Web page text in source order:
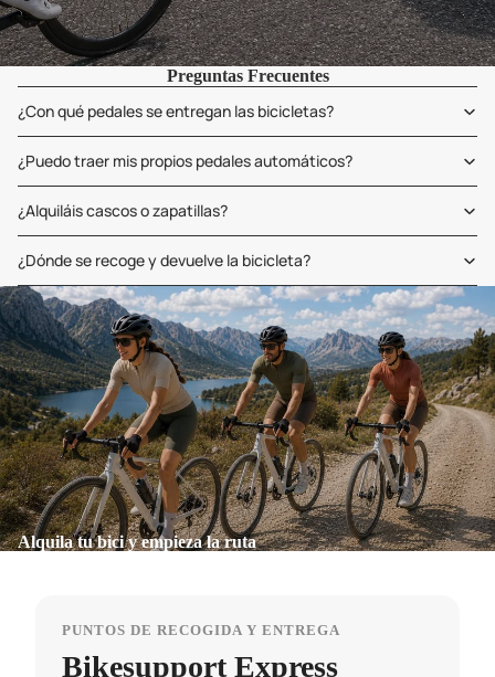
Preguntas Frecuentes
¿Con qué pedales se entregan las bicicletas?
¿Puedo traer mis propios pedales automáticos?
¿Alquiláis cascos o zapatillas?
¿Dónde se recoge y devuelve la bicicleta?
Alquila tu bici y empieza la ruta
PUNTOS DE RECOGIDA Y ENTREGA
Bikesupport Express